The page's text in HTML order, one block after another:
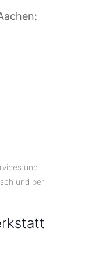
und
und per